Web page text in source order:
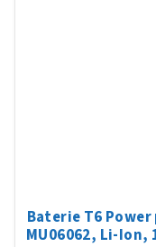
Baterie T6
MU06062, Li-Ion,